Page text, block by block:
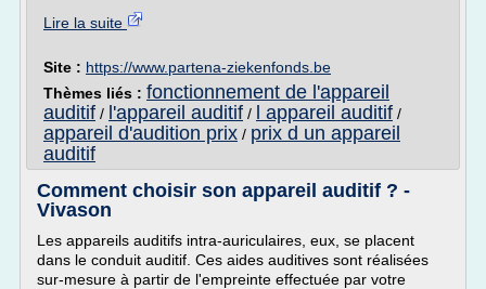
Lire la suite
Site : https://www.partena-ziekenfonds.be
Thèmes liés : fonctionnement de l'appareil
auditif / l'appareil auditif / l appareil auditif /
appareil d'audition prix / prix d un appareil
auditif
Comment choisir son appareil auditif ? -
Vivason
Les appareils auditifs intra-auriculaires, eux, se placent
dans le conduit auditif. Ces aides auditives sont réalisées
sur-mesure à partir de l'empreinte effectuée par votre